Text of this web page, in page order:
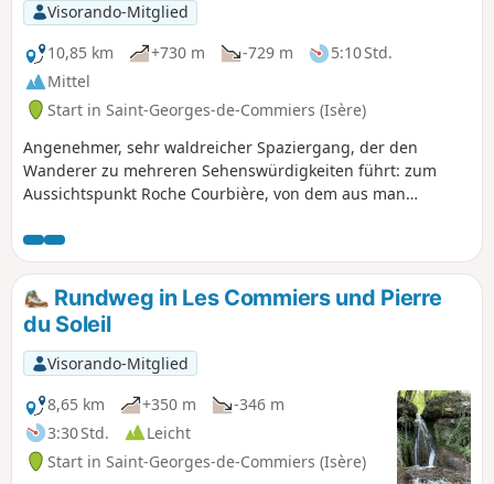
Visorando-Mitglied
10,85 km
+730 m -729 m
5:10 Std.
Mittel
Start in Saint-Georges-de-Commiers (Isère)
Angenehmer, sehr waldreicher Spaziergang, der den
Wanderer zu mehreren Sehenswürdigkeiten führt: zum
Aussichtspunkt Roche Courbière, von dem aus man
die Gebirgsmassive Vercors und Chartreuse genießen kann,
oder zu den Überresten des Priorats Saint-Michel de
Connexe. Hinter einer Höhle ist der zweite Teil des Abstiegs
erfrischend und steht ganz im Zeichen des Wassers mit
einem kleinen Festival aus Wasserfällen, Mäandern und
Strudeln!
Rundweg in Les Commiers und Pierre
du Soleil
Visorando-Mitglied
8,65 km
+350 m
-346 m
3:30 Std.
Leicht
Start in Saint-Georges-de-Commiers (Isère)